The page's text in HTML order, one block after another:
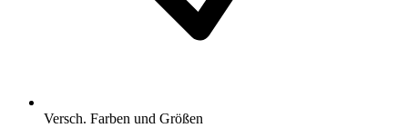
Versch. Farben und Größen